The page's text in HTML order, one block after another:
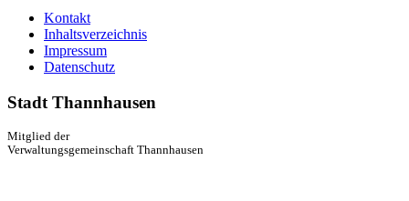
Kontakt
Inhaltsverzeichnis
Impressum
Datenschutz
Stadt Thannhausen
Mitglied der
Verwaltungsgemeinschaft Thannhausen